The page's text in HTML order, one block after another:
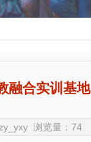
融合实训基地
浏览量： 74